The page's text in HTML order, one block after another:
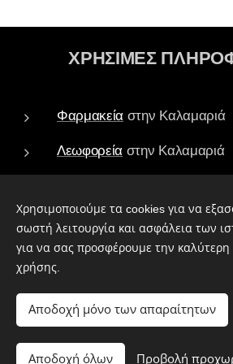
ΧΡΗΣΙΜΕΣ
Φαρμακεία στην Καλαμαριά
Λεωφορεία στην Καλαμαριά
Πάρκα στην Καλαμαριά
Ιεροί Ναοί στην Καλαμαριά
Kalamariatv All Rights
Χρησιμοποιούμε τα cookies για να
σωστή λειτουργία και ασφάλεια των
για να σας προσφέρουμε την καλύτερη
χρήσης.
Αποδοχή μόνο των απαραίτητων
Αποδοχή όλων Προβολή